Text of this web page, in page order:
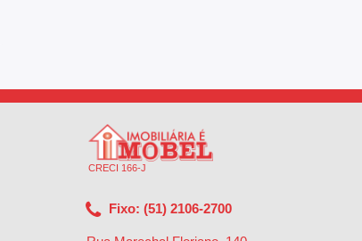
CRECI 166-J
Fixo: (51) 2106-2700